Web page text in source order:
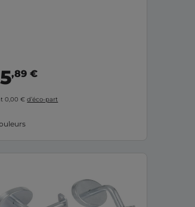
,89 €
0,00 €d’éco-part